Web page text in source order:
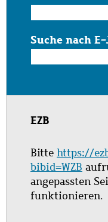
im
Katalog
Suche nach
nach
Journals
EZB
Bitte https://
bibid=WZB
angepassten
funktionieren.